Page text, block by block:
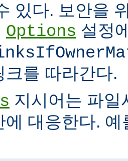
있다. 보안을
Options 설정
크를 따라간다.
지시어는 파일
에 대응한다.